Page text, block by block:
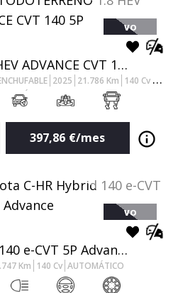
VO
TODOTERRENO 1.8 HEV ADVANCE CVT 140 5P
2025 21.786 Km 140 Cv
397,86 €/mes
VO
Toyota C-HR Hybrid 140 e-CVT 5P Advance
Km 140 Cv AUTOMÁTICO